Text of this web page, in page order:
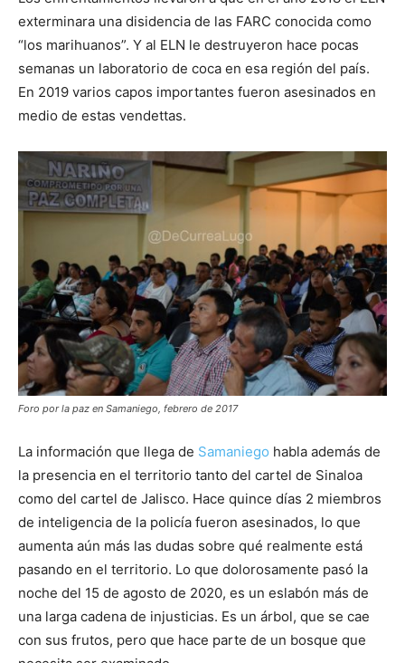
exterminara una disidencia de las FARC conocida como
“los marihuanos”. Y al ELN le destruyeron hace pocas
semanas un laboratorio de coca en esa región del país.
En 2019 varios capos importantes fueron asesinados en
medio de estas vendettas.
Foro por la paz en Samaniego, febrero de 2017
La información que llega de Samaniego habla además de
la presencia en el territorio tanto del cartel de Sinaloa
como del cartel de Jalisco. Hace quince días 2 miembros
de inteligencia de la policía fueron asesinados, lo que
aumenta aún más las dudas sobre qué realmente está
pasando en el territorio. Lo que dolorosamente pasó la
noche del 15 de agosto de 2020, es un eslabón más de
una larga cadena de injusticias. Es un árbol, que se cae
con sus frutos, pero que hace parte de un bosque que